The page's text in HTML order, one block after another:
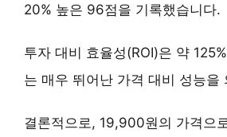
20% 높은 96점을 기록했습니다.
투자 대비 효율성(ROI)은 약
는 매우 뛰어난 가격 대비 성능을
결론적으로, 19,900원의 가격으